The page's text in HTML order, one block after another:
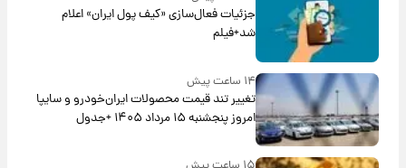
جزئیات فعال‌سازی «کیف پول ایران» اعلام
شد+فیلم
۱۴ ساعت پیش
تغییر تند قیمت محصولات ایران‌خودرو و سایپا
امروز پنجشنبه ۱۵ مرداد ۱۴۰۵ +جدول